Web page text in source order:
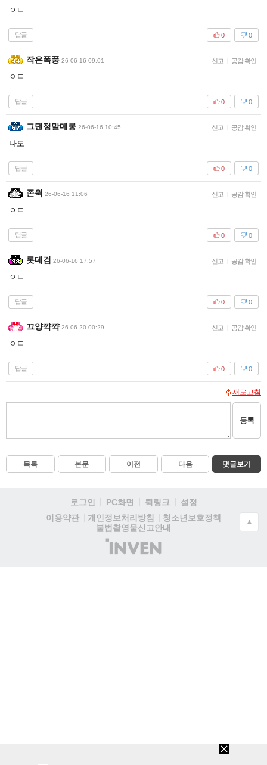
ㅇㄷ
답글 0
0
작은폭풍 26-06-16 09:01 신고 | 공감 확인
ㅇㄷ
답글 0
0
그댄정말메롱 26-06-16 10:45 신고 | 공감 확인
나도
답글 0
0
존윅 26-06-16 11:06 신고 | 공감 확인
ㅇㄷ
답글 0
0
롯데검 26-06-16 17:57 신고 | 공감 확인
ㅇㄷ
답글 0
0
끄양꺅꺅 26-06-20 00:29 신고 | 공감 확인
ㅇㄷ
답글 0
0
새로고침
등록
목록 본문 이전 다음 댓글보기
로그인 PC화면 퀵링크
설정
이용약관
개인정보처리방침
청소년보호정책
불법촬영물신고안내
(주)
인
▲